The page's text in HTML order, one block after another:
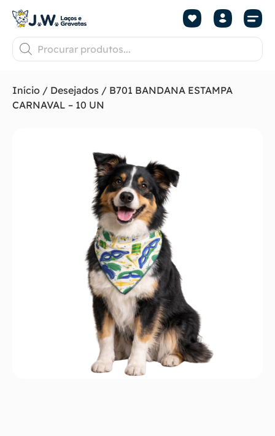
Início / Desejados / B701 BANDANA ESTAMPA
CARNAVAL – 10 UN